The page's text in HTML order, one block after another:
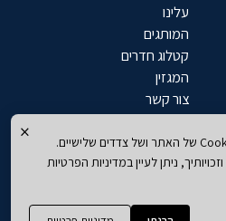
×
אתר זה עושה שימוש בקובצי Cookies של האתר ושל צדדים שלישיים.
ניתן לעיין במדיניות הפרטיות
עלינו
המותגים
קטלוג חדרים
המגזין
צור קשר
סגל קידס
ארונות ילדים